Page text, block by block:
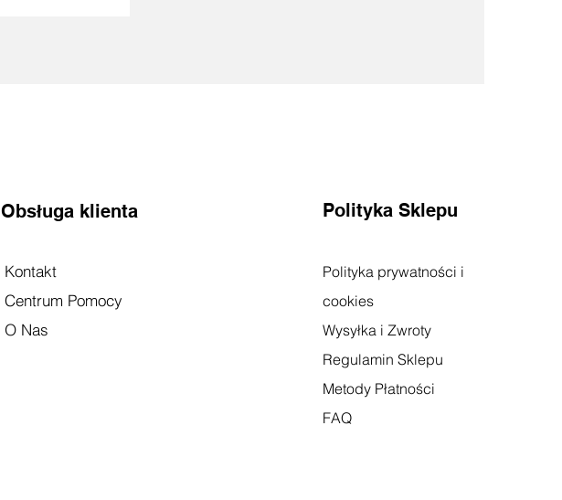
Obsługa klienta
Kontakt
Centrum Pomocy
O Nas
Polityka Sklepu
Polityka prywatności i
cookies
Wysyłka i Zwroty
Regulamin Sklepu
Metody Płatności
FAQ